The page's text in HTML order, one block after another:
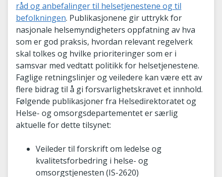
råd og anbefalinger til helsetjenestene og til
befolkningen. Publikasjonene gir uttrykk for
nasjonale helsemyndigheters oppfatning av hva
som er god praksis, hvordan relevant regelverk
skal tolkes og hvilke prioriteringer som er i
samsvar med vedtatt politikk for helsetjenestene.
Faglige retningslinjer og veiledere kan være ett av
flere bidrag til å gi forsvarlighetskravet et innhold.
Følgende publikasjoner fra Helsedirektoratet og
Helse- og omsorgsdepartementet er særlig
aktuelle for dette tilsynet:
Veileder til forskrift om ledelse og
kvalitetsforbedring i helse- og
omsorgstjenesten (IS-2620)